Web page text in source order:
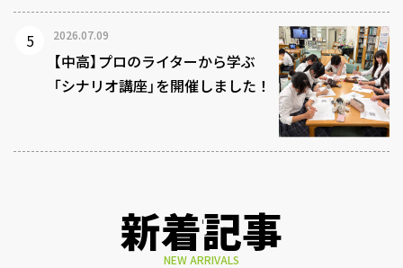
2026.07.09
【中高】プロのライターから学ぶ
「シナリオ講座」を開催しました！
新着記事
NEW ARRIVALS